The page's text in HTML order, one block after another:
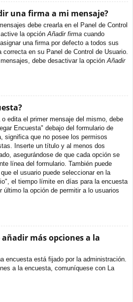
una firma a mi mensaje?
debe crearla en el Panel de Control
la opción Añadir firma cuando
una firma por defecto a todos sus
en su Panel de Control de Usuario.
debe desactivar la opción Añadir
edita el primer mensaje del mismo, debe
Encuesta" debajo del formulario de
significa que no posee los permisos
Inserte un título y al menos dos
asegurándose de que cada opción se
línea del formulario. También puede
el usuario puede seleccionar en la
el tiempo límite en días para la encuesta
último la opción de permitir a lo usuarios
añadir más opciones a la
encuesta está fijado por la administración.
a la encuesta, comuníquese con La